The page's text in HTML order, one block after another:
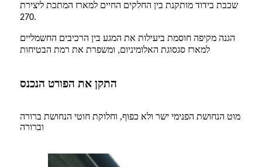
שכבת בידוד מותקנת בין החלקים החיים למארז המתכת ליצירת
270.
הגנה מקיפה חוסמת ביעילות את המגע בין הרכיבים החשמליים
למארז סגסוגת האלומיניום, ומשפרת את רמת הבטיחות
התקן את הפורט הנכנס
מוט הנחושת הפנימי ישר ולא כפוף, וחלוקת חוטי הנחושת ברורה
וברורה